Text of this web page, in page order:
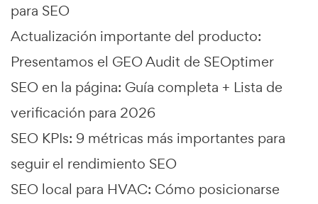
para SEO
Actualización importante del producto:
Presentamos el GEO Audit de SEOptimer
SEO en la página: Guía completa + Lista de
verificación para 2026
SEO KPIs: 9 métricas más importantes para
seguir el rendimiento SEO
SEO local para HVAC: Cómo posicionarse